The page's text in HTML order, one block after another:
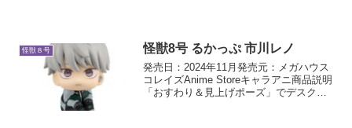
怪獣８号 怪獣8号 るかっぷ 市川レノ
発売日：2024年11月発売元：メガハウス
コレイズAnime Storeキャラアニ商品説明
「おすわり＆見上げポーズ」でデスクに